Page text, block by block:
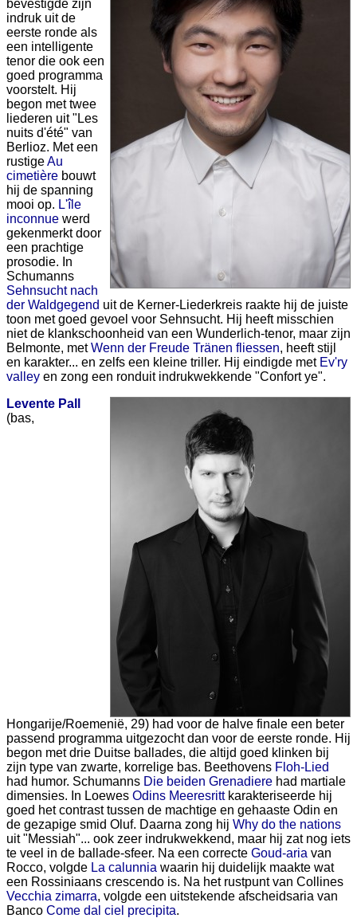
bevestigde zijn
indruk uit de
eerste ronde als
een intelligente
tenor die ook een
goed programma
voorstelt. Hij
begon met twee
liederen uit "Les
nuits d'été" van
Berlioz. Met een
rustigeAu
cimetière bouwt
hij de spanning
mooi op. L'île
inconnue werd
gekenmerkt door
een prachtige
prosodie. In
Schumanns
Sehnsucht nach
der Waldgegend uit de Kerner-Liederkreis raakte hij de juiste
toon met goed gevoel voor Sehnsucht. Hij heeft misschien
niet de klankschoonheid van een Wunderlich-tenor, maar zijn
Belmonte, metWenn der Freude Tränen fliessen, heeft stijl
en karakter... en zelfs een kleine triller. Hij eindigde met Ev'ry
valley en zong een ronduit indrukwekkende "Confort ye".
Levente Pall
(bas,
Hongarije/Roemenië, 29) had voor de halve finale een beter
passend programma uitgezocht dan voor de eerste ronde. Hij
begon met drie Duitse ballades, die altijd goed klinken bij
zijn type van zwarte, korrelige bas. Beethovens Floh-Lied
had humor. Schumanns Die beiden Grenadiere had martiale
dimensies. In Loewes Odins Meeresrittkarakteriseerde hij
goed het contrast tussen de machtige en gehaaste Odin en
de gezapige smid Oluf. Daarna zong hij Why do the nations
uit "Messiah"... ook zeer indrukwekkend, maar hij zat nog iets
te veel in de ballade-sfeer. Na een correcte Goud-aria van
Rocco, volgde La calunnia waarin hij duidelijk maakte wat
een Rossiniaans crescendo is. Na het rustpunt van Collines
Vecchia zimarra, volgde een uitstekende afscheidsaria van
Banco Come dal ciel precipita.